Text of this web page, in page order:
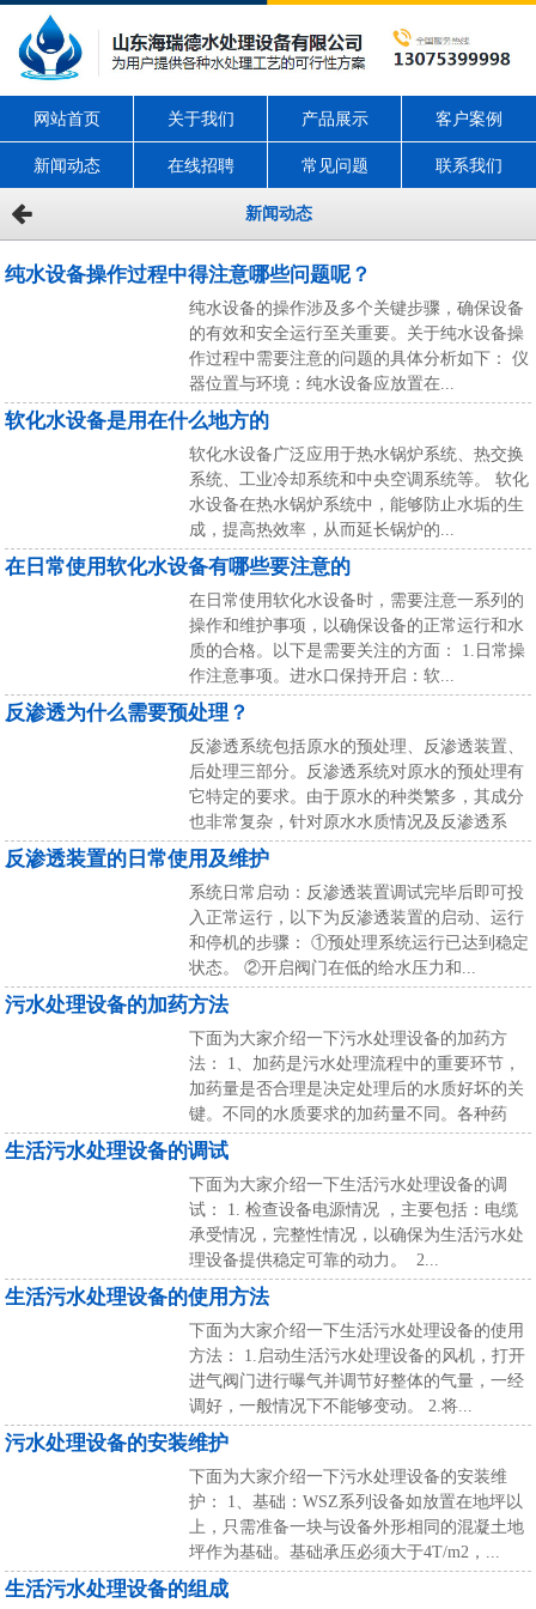
网站首页 关于我们 产品展示 客户案例
新闻动态 在线招聘 常见问题 联系我们
新闻动态
纯水设备操作过程中得注意哪些问题呢？
纯水设备的操作涉及多个关键步骤，确保设备
的有效和安全运行至关重要。关于纯水设备操
作过程中需要注意的问题的具体分析如下： 仪
器位置与环境：纯水设备应放置在...
软化水设备是用在什么地方的
软化水设备广泛应用于热水锅炉系统、热交换
系统、工业冷却系统和中央空调系统等。 软化
水设备在热水锅炉系统中，能够防止水垢的生
成，提高热效率，从而延长锅炉的...
在日常使用软化水设备有哪些要注意的
在日常使用软化水设备时，需要注意一系列的
操作和维护事项，以确保设备的正常运行和水
质的合格。以下是需要关注的方面： 1.日常操
作注意事项。进水口保持开启：软...
反渗透为什么需要预处理？
反渗透系统包括原水的预处理、反渗透装置、
后处理三部分。反渗透系统对原水的预处理有
它特定的要求。由于原水的种类繁多，其成分
也非常复杂，针对原水水质情况及反渗透系
统...
反渗透装置的日常使用及维护
系统日常启动：反渗透装置调试完毕后即可投
入正常运行，以下为反渗透装置的启动、运行
和停机的步骤： ①预处理系统运行已达到稳定
状态。 ②开启阀门在低的给水压力和...
污水处理设备的加药方法
下面为大家介绍一下污水处理设备的加药方
法： 1、加药是污水处理流程中的重要环节，
加药量是否合理是决定处理后的水质好坏的关
键。不同的水质要求的加药量不同。各种药
品...
生活污水处理设备的调试
下面为大家介绍一下生活污水处理设备的调
试： 1. 检查设备电源情况 ，主要包括：电缆
承受情况，完整性情况，以确保为生活污水处
理设备提供稳定可靠的动力。 2...
生活污水处理设备的使用方法
下面为大家介绍一下生活污水处理设备的使用
方法： 1.启动生活污水处理设备的风机，打开
进气阀门进行曝气并调节好整体的气量，一经
调好，一般情况下不能够变动。 2.将...
污水处理设备的安装维护
下面为大家介绍一下污水处理设备的安装维
护： 1、基础：WSZ系列设备如放置在地坪以
上，只需准备一块与设备外形相同的混凝土地
坪作为基础。基础承压必须大于4T/m2，...
生活污水处理设备的组成